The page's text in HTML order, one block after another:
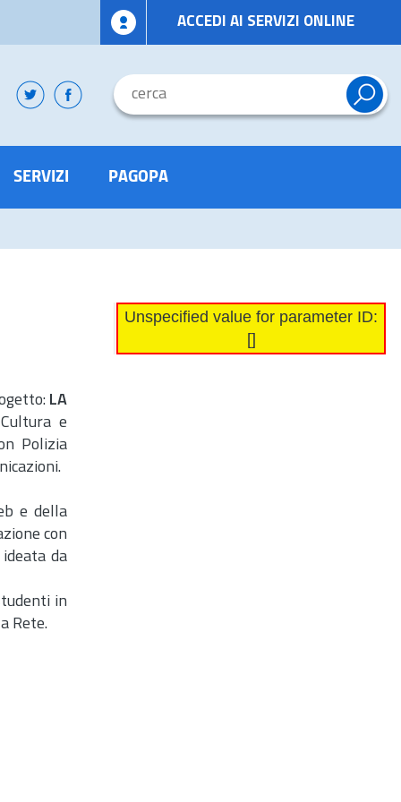
ACCEDI AI SERVIZI ONLINE
SERVIZI PAGOPA
LA
e
Polizia
e della
con
da
in
Rete.
Unspecified value for parameter ID:
[]